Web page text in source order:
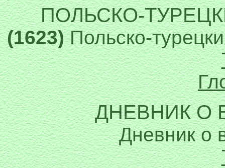
ПОЛЬСКО-
(1623) Польско-
ДНЕВНИК О
Дневник о